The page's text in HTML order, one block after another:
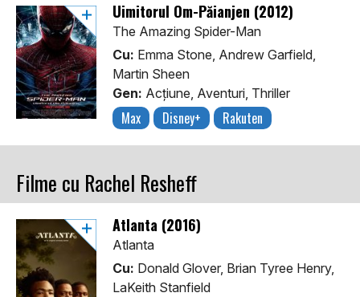
Uimitorul Om-Păianjen (2012)
The Amazing Spider-Man
Cu: Emma Stone, Andrew Garfield,
Martin Sheen
Gen: Acţiune, Aventuri, Thriller
Max Disney+ Rakuten
Filme cu Rachel Resheff
Atlanta (2016)
Atlanta
Cu: Donald Glover, Brian Tyree Henry,
LaKeith Stanfield